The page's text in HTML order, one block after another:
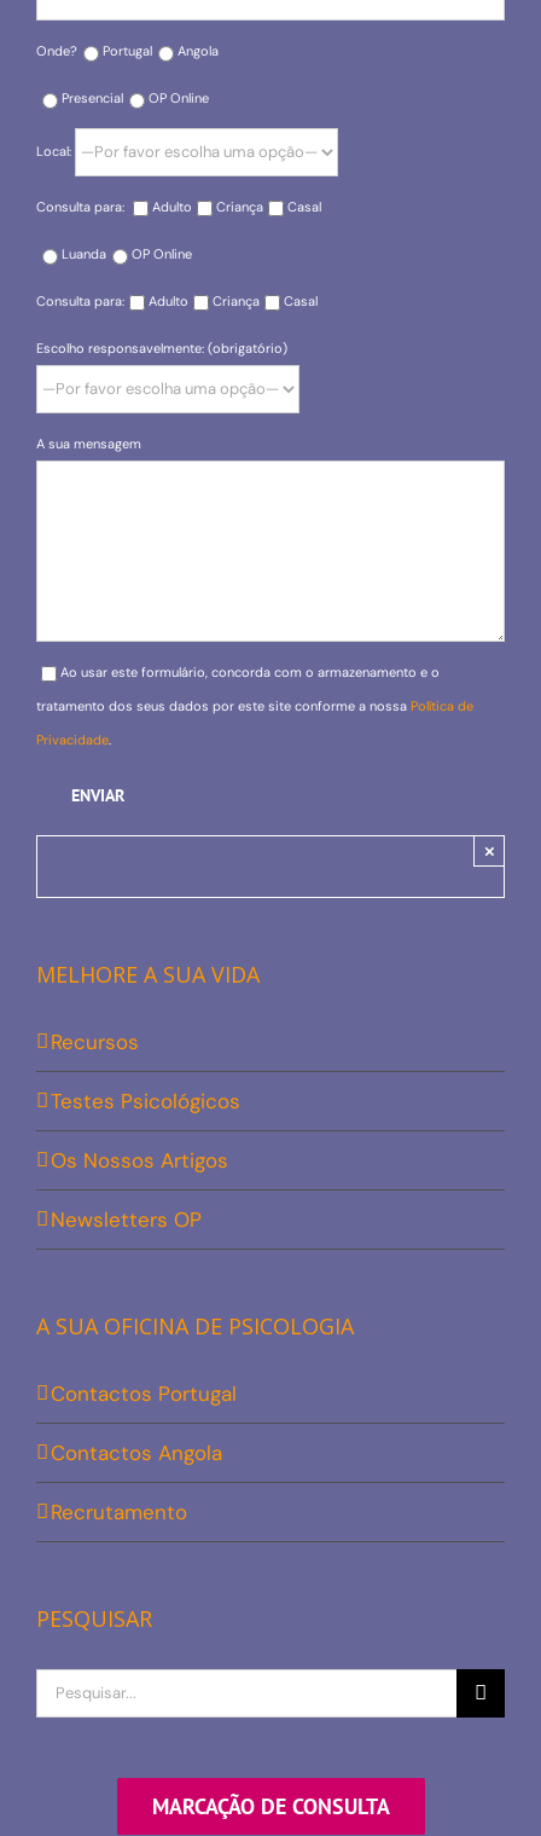
Onde? Portugal Angola
Presencial OP Online
Local:
Consulta para: Adulto Criança Casal
Luanda OP Online
Consulta para: Adulto Criança Casal
Escolho responsavelmente: (obrigatório)
A sua mensagem
Please leave this field empty.
Ao usar este formulário, concorda com o armazenamento e o
tratamento dos seus dados por este site conforme a nossa Política de
Privacidade
×
MELHORE A SUA VIDA
Recursos
Testes Psicológicos
Os Nossos Artigos
Newsletters OP
A SUA OFICINA DE PSICOLOGIA
Contactos Portugal
Contactos Angola
Recrutamento
PESQUISAR
Procurar
por
MARCAÇÃO DE CONSULTA